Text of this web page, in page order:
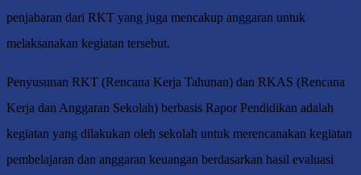
penjabaran dari RKT yang juga mencakup anggaran untuk
melaksanakan kegiatan tersebut.
Penyusunan RKT (Rencana Kerja Tahunan) dan RKAS (Rencana
Kerja dan Anggaran Sekolah) berbasis Rapor Pendidikan adalah
kegiatan yang dilakukan oleh sekolah untuk merencanakan kegiatan
pembelajaran dan anggaran keuangan berdasarkan hasil evaluasi